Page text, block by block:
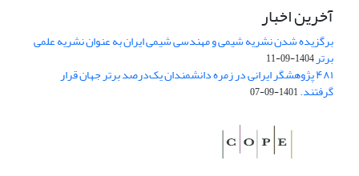
آخرین اخبار
برگزیده شدن نشریه شیمی و مهندسی شیمی ایران به عنوان نشریه علمی
برتر1404-09-11
۴۸۱ پژوهشگر ایرانی در زمره دانشمندان یک‌درصد برتر جهان قرار
گرفتند.1401-09-07